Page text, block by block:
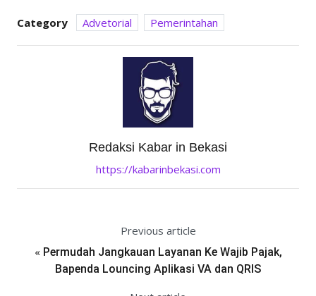
Category Advetorial Pemerintahan
Redaksi Kabar in Bekasi
https://kabarinbekasi.com
Previous article
« Permudah Jangkauan Layanan Ke Wajib Pajak,
Bapenda Louncing Aplikasi VA dan QRIS